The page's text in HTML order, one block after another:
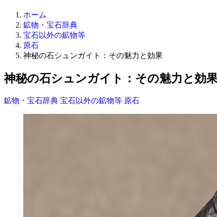
ホーム
鉱物・宝石辞典
宝石以外の鉱物等
原石
神秘の石シュンガイト：その魅力と効果
神秘の石シュンガイト：その魅力と効
鉱物・宝石辞典 宝石以外の鉱物等 原石